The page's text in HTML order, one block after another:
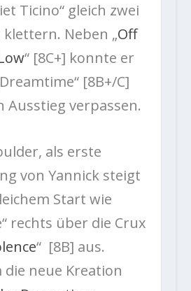
Ticino“ gleich zwei
Neben „Off
“ [8C+] konnte er
[8B+/C]
Ausstieg verpassen.
als erste
von Yannick steigt
Start wie
rechts über die Crux
“ [8B] aus.
die neue Kreation